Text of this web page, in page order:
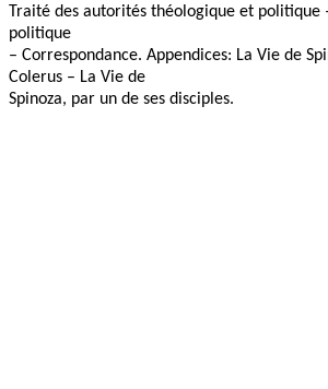
Traité des autorités théologique et
politique
– Correspondance. Appendices: La Vie de
Colerus – La Vie de
Spinoza, par un de ses disciples.